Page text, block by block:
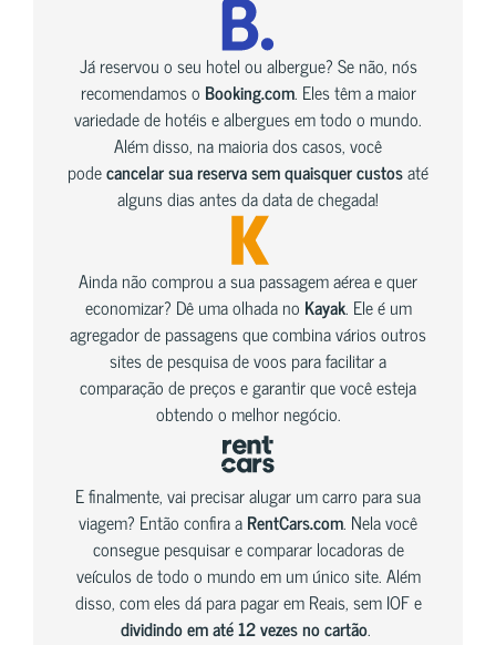
Já reservou o seu hotel ou albergue? Se não, nós
recomendamos o Booking.com. Eles têm a maior
variedade de hotéis e albergues em todo o mundo.
Além disso, na maioria dos casos, você
podecancelar sua reserva sem quaisquer custosaté
alguns dias antes da data de chegada!
Ainda não comprou a sua passagem aérea e quer
economizar? Dê uma olhada no Kayak. Ele é um
agregador de passagens que combina vários outros
sites de pesquisa de voos para facilitar a
comparação de preços e garantir que você esteja
obtendo o melhor negócio.
E finalmente, vai precisar alugar um carro para sua
viagem? Então confira aRentCars.com. Nela você
consegue pesquisar e comparar locadoras de
veículos de todo o mundo em um único site. Além
disso, com eles dá para pagar em Reais, sem IOF e
dividindo em até 12 vezes no cartão.